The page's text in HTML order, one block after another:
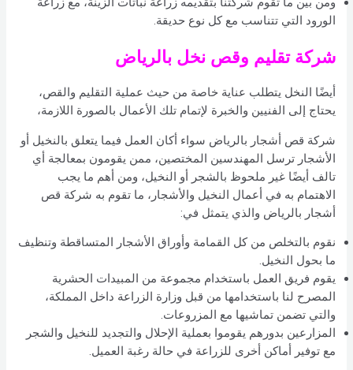
الورود التي تتناسب مع كل نوع حديقة.
شركة تقليم وقص نخل بالرياض
أيضًا النخل يتطلب عناية خاصة من حيث عملية التقليم والقص،
يحتاج إلى الفنيين والخبرة لإتمام تلك الأعمال بالصورة اللازمة،
شركة قص أشجار بالرياض سواء أكان العمل فيما يتعلق بالنخيل أو
الأشجار ترسل المهندسين المختصين، ممن يقومون بمعالجة أي
تالف أيضًا غير ملحوظ بالشجر أو النخيل، ومن أهم ما يجب
الاهتمام به في أعمال النخيل والأشجار، ما تقوم به شركة قص
أشجار بالرياض والذي يتمثل في:
نقوم بالتخلص من كل القمامة وأوراق الأشجار المتساقطة وتنظيف
ما بحول النخيل.
يقوم فريق العمل باستخدام مجموعة من المبيدات الحشرية
المصرح لنا باستخدامها من قبل وزارة الزراعة داخل المملكة،
والتي تضمن تماشيها مع المزروعات.
المزارعين بدورهم يقوموا بعملية الإحلال والتجديد للنخيل والشجر
مع توفير أماكن أخرى للزراعة في حالة رغبة العميل.